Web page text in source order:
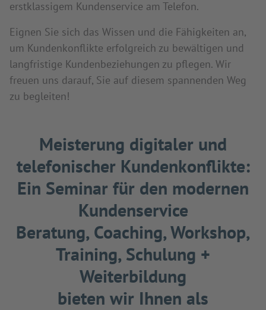
erstklassigem Kundenservice am Telefon.
Eignen Sie sich das Wissen und die Fähigkeiten an,
um Kundenkonflikte erfolgreich zu bewältigen und
langfristige Kundenbeziehungen zu pflegen. Wir
freuen uns darauf, Sie auf diesem spannenden Weg
zu begleiten!
Meisterung digitaler und
telefonischer Kundenkonflikte:
Ein Seminar für den modernen
Kundenservice
Beratung, Coaching, Workshop,
Training, Schulung +
Weiterbildung
bieten wir Ihnen als